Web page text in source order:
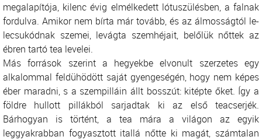
megalapítója, kilenc évig elmélkedett lótuszülésben, a falnak
fordulva. Amikor nem bírta már tovább, és az álmosságtól le-
lecsukódnak szemei, levágta szemhéjait, belőlük nőttek az
ébren tartó tea levelei.
Más források szerint a hegyekbe elvonult szerzetes egy
alkalommal feldühödött saját gyengeségén, hogy nem képes
éber maradni, s a szempilláin állt bosszút: kitépte őket. Így a
földre hullott pillákból sarjadtak ki az első teacserjék.
Bárhogyan is történt, a tea mára a világon az egyik
leggyakrabban fogyasztott itallá nőtte ki magát, számtalan